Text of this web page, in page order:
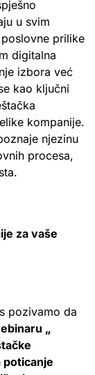
u svim
prilike
digitalna
izbora već
kao ključni
kompanije.
njezinu
procesa,
za vaše
pozivamo da
„
poticanje